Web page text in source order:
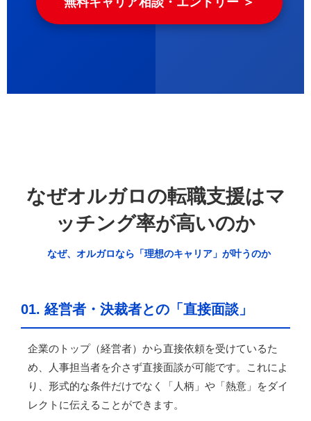
なぜオルガロの転職支援はマ
ッチング率が高いのか
なぜ、オルガロなら「理想のキャリア」が叶うのか
01. 経営者・決裁者との「直接面談」
企業のトップ（経営者）から直接依頼を受けているた
め、人事担当者を介さず直接面談が可能です。これによ
り、形式的な条件だけでなく「人柄」や「熱意」をダイ
レクトに伝えることができます。